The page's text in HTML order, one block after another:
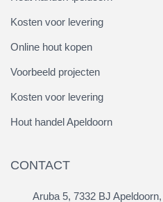
Kosten voor levering
Online hout kopen
Voorbeeld projecten
Kosten voor levering
Hout handel Apeldoorn
CONTACT
Aruba 5, 7332 BJ Apeldoorn,